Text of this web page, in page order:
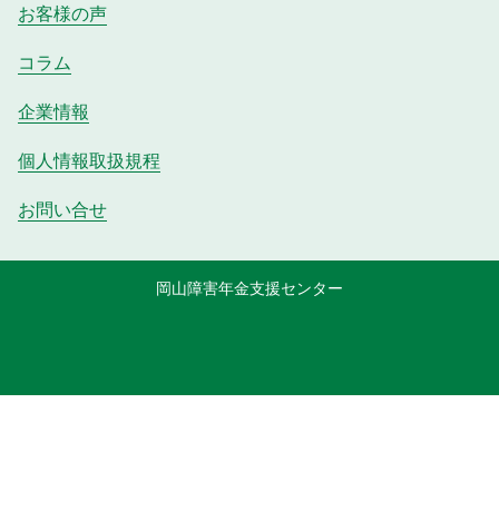
お客様の声
コラム
企業情報
個人情報取扱規程
お問い合せ
岡山障害年金支援センター